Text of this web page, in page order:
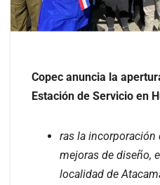
Copec anuncia la
Estación de Servicio en
ras la incorporación
mejoras de diseño,
localidad de